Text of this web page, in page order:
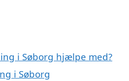
i Søborg hjælpe med?
i Søborg